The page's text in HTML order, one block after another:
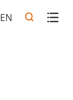
EN